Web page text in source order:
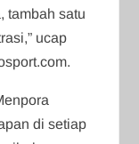
tambah satu
ucap
di setiap